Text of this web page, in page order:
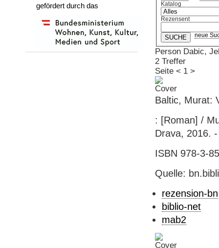
Katalog
Rezensent
neue
Person Dabic,
2 Treffer
Seite < 1 >
Baltic, Murat:
: [Roman] /
Drava, 2016.
ISBN 978-3-
Quelle:
rezension-bn
biblio-net
mab2
gefördert durch das